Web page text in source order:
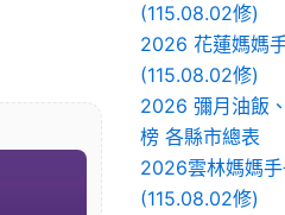
(115.08.02修)
2026 花蓮媽媽
(115.08.02修)
2026 彌月油飯
榜 各縣市總表
2026雲林媽媽
(115.08.02修)